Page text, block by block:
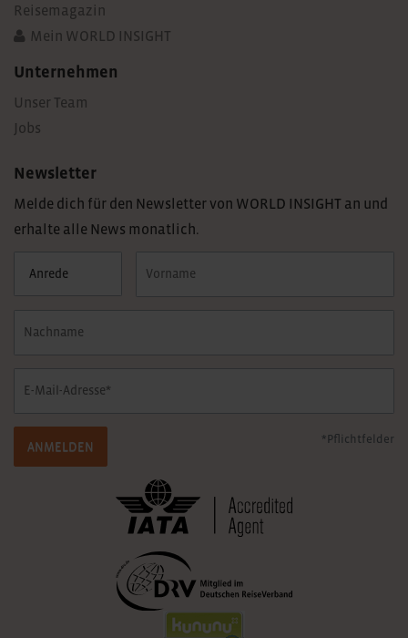
Reisemagazin
Mein WORLD INSIGHT
Unternehmen
Unser Team
Jobs
Newsletter
Melde dich für den Newsletter von WORLD INSIGHT an und
erhalte alle News monatlich.
ANMELDEN
*Pflichtfelder